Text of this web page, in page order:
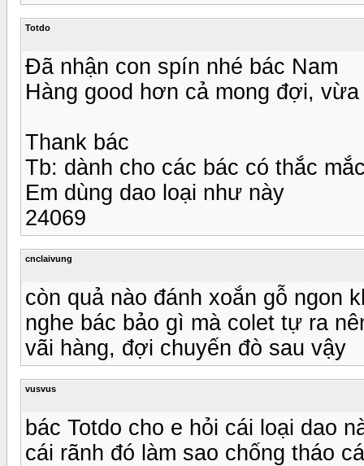
Totdo
Đã nhận con spín nhé bác Nam
Hàng good hơn cả mong đợi,
Thank bác
Tb: dành cho các bác có thắc
Em dùng dao loại như này
24069
cnclaivung
còn quả nào đánh xoắn gỗ ngon
nghe bác bảo gì mà colet tự ra
vãi hàng, đợi chuyến đò sau vậy
vusvus
bác Totdo cho e hỏi cái loại dao
cái rãnh đó làm sao chống tháo